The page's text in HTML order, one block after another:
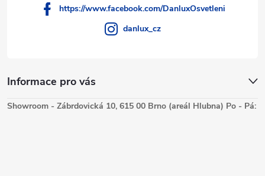
Informace pro vás
https://www.facebook.com/DanluxOsvetleni
danlux_cz
Showroom - Zábrdovická 10, 615 00 Brno (areál Hlubna) Po - Pá: